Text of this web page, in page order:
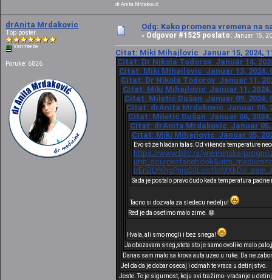
dr Anita Mrdaković
drAnita Mrdakovic
Top poster
Van mreže
Poruke: 6826
Odg: Kako promena vremena na
« Odgovor #1525 poslato: Januar 15,
Citat: Miki Mihajlovic Januar 15, 2024,
Citat: Dr Nikola Todorov Januar 14,
Citat: Miki Mihajlovic Januar 13, 2024,
Citat: Dr Nikola Todorov Januar 11,
Citat: Miki Mihajlovic Januar 11, 2024,
Citat: Miletić Dušan Januar 09, 2024,
Citat: drAnita Mrdakovic Januar 06,
Citat: Miletić Dušan Januar 06, 2024,
Citat: drAnita Mrdakovic Januar 05,
Citat: Miki Mihajlovic Januar 05,
Evo stize hladan talas.Od vikenda temperature
https://www.blic.rs/vremenska-
Sada je postalo pravo čudo kada temperatura
Tacno si dozvala za sledecu nedelju!
Red je da osetimo malo zime. 😁
Hvala, ali smo mogli i bez snega!
Ja obozavam sneg,steta sto je samo ovoliko malo
Danas sam malo sa krova auta uzeo u ruke. Da ne
Jel da da je dobar osecaj i odmah te vraca u detinjstvo.
Jeste. To je sigurnost, koju svi tražimo- vraćanje u